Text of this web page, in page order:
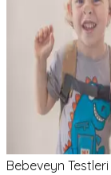
Bebeveyn Testleri